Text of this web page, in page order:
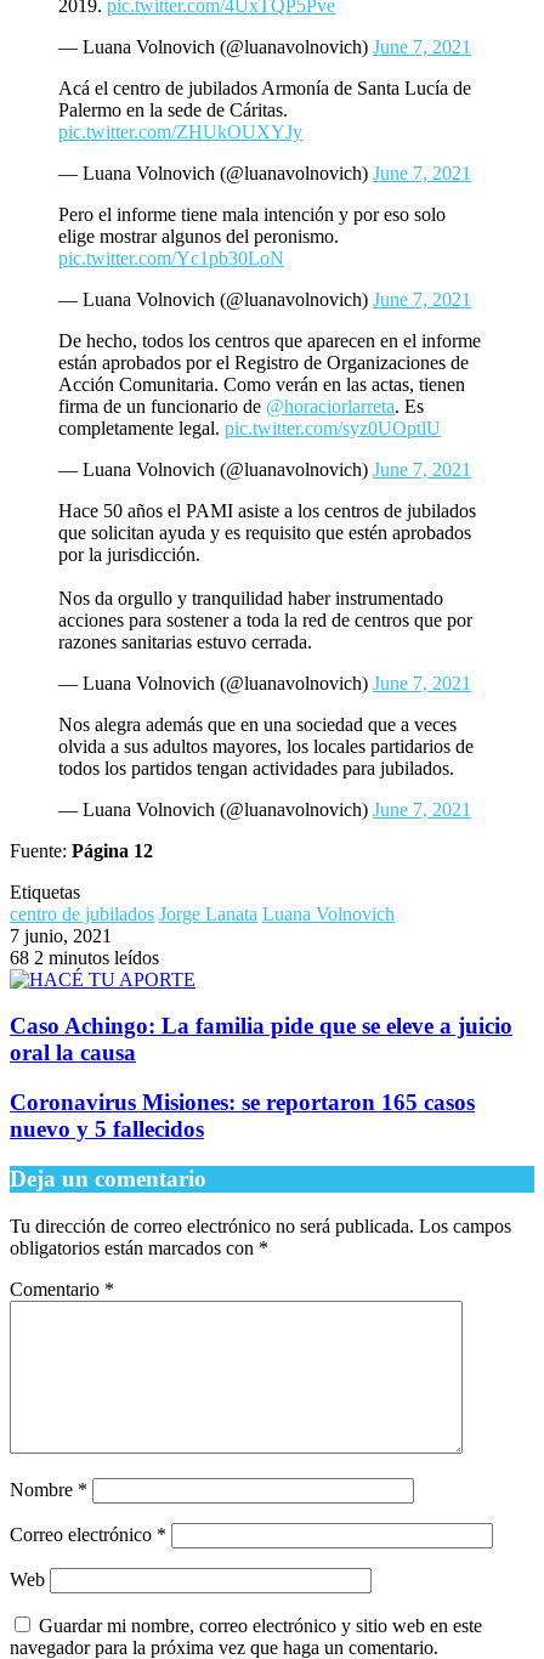
2019. pic.twitter.com/4UxTQP5Pve
— Luana Volnovich (@luanavolnovich) June 7, 2021
Acá el centro de jubilados Armonía de Santa Lucía de
Palermo en la sede de Cáritas.
pic.twitter.com/ZHUkOUXYJy
— Luana Volnovich (@luanavolnovich) June 7, 2021
Pero el informe tiene mala intención y por eso solo
elige mostrar algunos del peronismo.
pic.twitter.com/Yc1pb30LoN
— Luana Volnovich (@luanavolnovich) June 7, 2021
De hecho, todos los centros que aparecen en el informe
están aprobados por el Registro de Organizaciones de
Acción Comunitaria. Como verán en las actas, tienen
firma de un funcionario de @horaciorlarreta. Es
completamente legal. pic.twitter.com/syz0UOptlU
— Luana Volnovich (@luanavolnovich) June 7, 2021
Hace 50 años el PAMI asiste a los centros de jubilados
que solicitan ayuda y es requisito que estén aprobados
por la jurisdicción.
Nos da orgullo y tranquilidad haber instrumentado
acciones para sostener a toda la red de centros que por
razones sanitarias estuvo cerrada.
— Luana Volnovich (@luanavolnovich) June 7, 2021
Nos alegra además que en una sociedad que a veces
olvida a sus adultos mayores, los locales partidarios de
todos los partidos tengan actividades para jubilados.
— Luana Volnovich (@luanavolnovich) June 7, 2021
Fuente: Página 12
Etiquetas
centro de jubilados Jorge Lanata Luana Volnovich
7 junio, 2021
68 2 minutos leídos
Caso Achingo: La familia pide que se eleve a juicio
oral la causa
Coronavirus Misiones: se reportaron 165 casos
nuevo y 5 fallecidos
Deja un comentario
Tu dirección de correo electrónico no será publicada. Los campos
obligatorios están marcados con *
Comentario *
Nombre *
Correo electrónico *
Web
Guardar mi nombre, correo electrónico y sitio web en este
navegador para la próxima vez que haga un comentario.